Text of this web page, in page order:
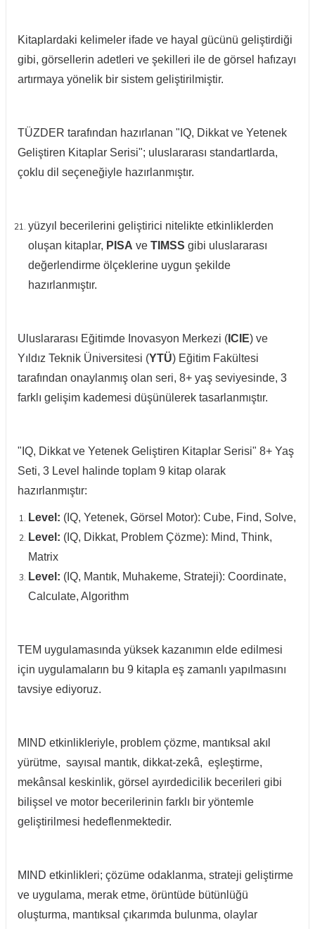
Kitaplardaki kelimeler ifade ve hayal gücünü geliştirdiği
gibi, görsellerin adetleri ve şekilleri ile de görsel hafızayı
artırmaya yönelik bir sistem geliştirilmiştir.
TÜZDER tarafından hazırlanan "IQ, Dikkat ve Yetenek
Geliştiren Kitaplar Serisi"; uluslararası standartlarda,
çoklu dil seçeneğiyle hazırlanmıştır.
yüzyıl becerilerini geliştirici nitelikte etkinliklerden
oluşan kitaplar, PISA ve TIMSS gibi uluslararası
değerlendirme ölçeklerine uygun şekilde
hazırlanmıştır.
Uluslararası Eğitimde Inovasyon Merkezi ( ICIE) ve
Yıldız Teknik Üniversitesi (YTÜ) Eğitim Fakültesi
tarafından onaylanmış olan seri, 8+ yaş seviyesinde, 3
farklı gelişim kademesi düşünülerek tasarlanmıştır.
"IQ, Dikkat ve Yetenek Geliştiren Kitaplar Serisi" 8+ Yaş
Seti, 3 Level halinde toplam 9 kitap olarak
hazırlanmıştır:
Level: (IQ, Yetenek, Görsel Motor): Cube, Find, Solve,
Level: (IQ, Dikkat, Problem Çözme): Mind, Think,
Matrix
Level: (IQ, Mantık, Muhakeme, Strateji): Coordinate,
Calculate, Algorithm
TEM uygulamasında yüksek kazanımın elde edilmesi
için uygulamaların bu 9 kitapla eş zamanlı yapılmasını
tavsiye ediyoruz.
MIND etkinlikleriyle, problem çözme, mantıksal akıl
yürütme, sayısal mantık, dikkat-zekâ, eşleştirme,
mekânsal keskinlik, görsel ayırdedicilik becerileri gibi
bilişsel ve motor becerilerinin farklı bir yöntemle
geliştirilmesi hedeflenmektedir.
MIND etkinlikleri; çözüme odaklanma, strateji geliştirme
ve uygulama, merak etme, örüntüde bütünlüğü
oluşturma, mantıksal çıkarımda bulunma, olaylar